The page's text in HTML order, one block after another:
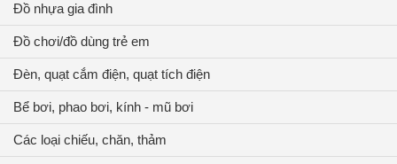
Đồ nhựa gia đình
Đồ chơi/đồ dùng trẻ em
Đèn, quạt cắm điện, quạt tích điện
Bể bơi, phao bơi, kính - mũ bơi
Các loại chiếu, chăn, thảm